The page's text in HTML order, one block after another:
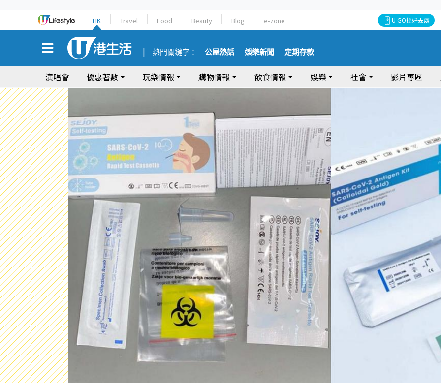
HK Travel Food Beauty Blog e-zone U GO搵好去處
熱門關鍵字： 公屋熱話 娛樂新聞 定期存款
演唱會 優惠著數 玩樂情報 購物情報 飲食情報 娛樂 社會 影片專區